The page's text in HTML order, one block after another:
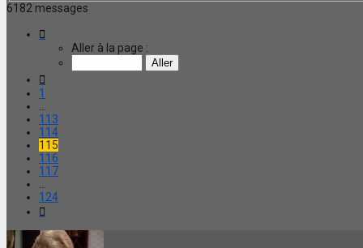
6182 messages
115
Aller à la page :
1
113
114
115
116
117
124